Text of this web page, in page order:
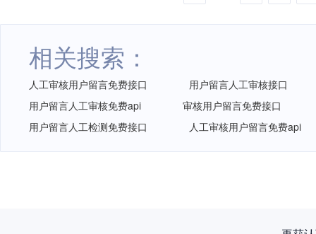
相关搜索：
人工审核用户留言免费接口
用户留言人工审核接口
用户留言人工审核免费api
审核用户留言免费接口
用户留言人工检测免费接口
人工审核用户留言免费api